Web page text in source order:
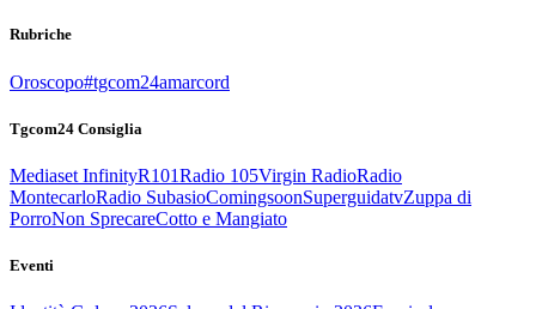
Rubriche
Oroscopo#tgcom24amarcord
Tgcom24 Consiglia
Mediaset InfinityR101Radio 105Virgin RadioRadio
MontecarloRadio SubasioComingsoonSuperguidatvZuppa di
PorroNon SprecareCotto e Mangiato
Eventi